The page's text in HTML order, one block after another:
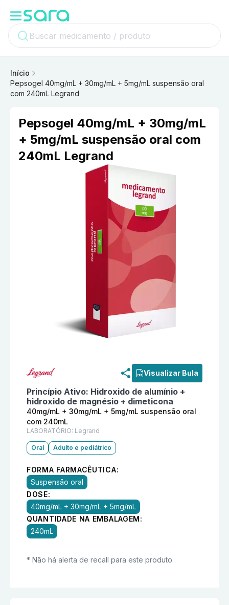
Início
Pepsogel 40mg/mL + 30mg/mL + 5mg/mL suspensão oral
com 240mL Legrand
Pepsogel 40mg/mL + 30mg/mL
+ 5mg/mL suspensão oral com
240mL Legrand
Visualizar Bula
Princípio Ativo: Hidroxido de alumínio +
hidroxido de magnésio + dimeticona
40mg/mL + 30mg/mL + 5mg/mL suspensão oral
com 240mL
LABORATÓRIO: Legrand
Oral Adulto e pediátrico
FORMA FARMACÊUTICA:
Suspensão oral
DOSE:
40mg/mL + 30mg/mL + 5mg/mL
QUANTIDADE NA EMBALAGEM:
240mL
* Não há alerta de recall para este produto.